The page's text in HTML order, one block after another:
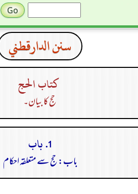
سنن الدارقطني
كتاب الحج
حج کا بیان۔
1. باب
باب: حج سے متعلقہ احکام